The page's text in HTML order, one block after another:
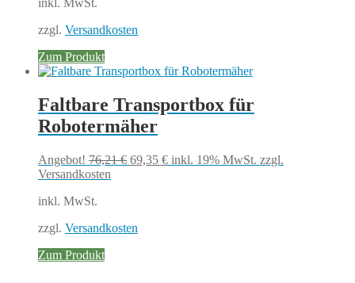
inkl. MwSt.
zzgl. Versandkosten
Zum Produkt
Faltbare Transportbox für
Robotermäher
Angebot! 76,21€ Ursprünglicher
69,35 €Aktueller
inkl. 19% MwSt. zzgl.
Versandkosten
inkl. MwSt.
zzgl. Versandkosten
Zum Produkt